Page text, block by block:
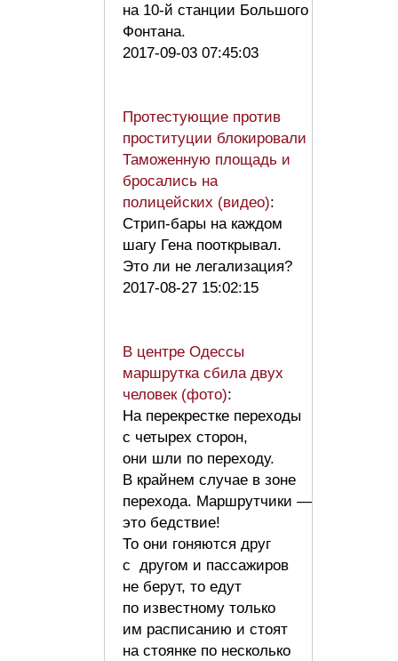
на 10-й станции Большого
Фонтана.
2017-09-03 07:45:03
Протестующие против
проституции блокировали
Таможенную площадь и
бросались на
полицейских (видео):
Стрип-бары на каждом
шагу Гена пооткрывал.
Это ли не легализация?
2017-08-27 15:02:15
В центре Одессы
маршрутка сбила двух
человек (фото):
На перекрестке переходы
с четырех сторон,
они шли по переходу.
В крайнем случае в зоне
перехода. Маршрутчики —
это бедствие!
То они гоняются друг
с другом и пассажиров
не берут, то едут
по известному только
им расписанию и стоят
на стоянке по несколько